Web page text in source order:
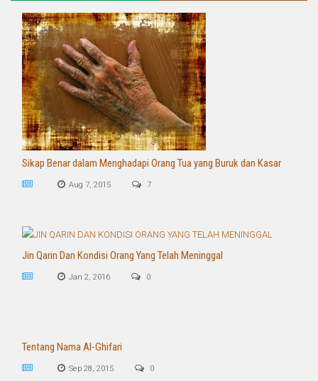
Sikap Benar dalam Menghadapi Orang Tua yang Buruk dan Kasar
Aug 7, 2015 7
Jin Qarin Dan Kondisi Orang Yang Telah Meninggal
Jan 2, 2016 0
Tentang Nama Al-Ghifari
Sep 28, 2015 0